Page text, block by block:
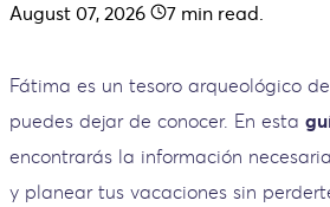
August 07, 2026 7 min read.
Fátima es un tesoro arqueológico
puedes dejar de conocer. En esta
encontrarás la información
y planear tus vacaciones sin